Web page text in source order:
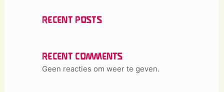
RECENT POSTS
RECENT COMMENTS
Geen reacties om weer te geven.